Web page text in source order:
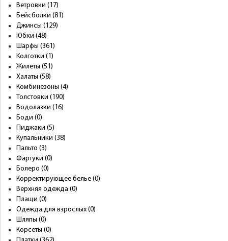
Ветровки (17)
Бейсболки (81)
Джинсы (129)
Юбки (48)
Шарфы (361)
Колготки (1)
Жилеты (51)
Халаты (58)
Комбинезоны (4)
Толстовки (190)
Водолазки (16)
Боди (0)
Пиджаки (5)
Купальники (38)
Пальто (3)
Фартуки (0)
Болеро (0)
Корректирующее белье (0)
Верхняя одежда (0)
Плащи (0)
Одежда для взрослых (0)
Шляпы (0)
Корсеты (0)